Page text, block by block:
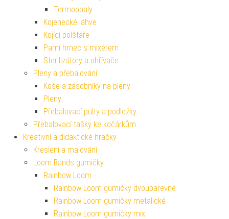
Termoobaly
Kojenecké láhve
Kojící polštáře
Parní hrnec s mixérem
Sterilizátory a ohřívače
Pleny a přebalování
Koše a zásobníky na pleny
Pleny
Přebalovací pulty a podložky
Přebalovací tašky ke kočárkům
Kreativní a didaktické hračky
Kreslení a malování
Loom Bands gumičky
Rainbow Loom
Rainbow Loom gumičky dvoubarevné
Rainbow Loom gumičky metalické
Rainbow Loom gumičky mix